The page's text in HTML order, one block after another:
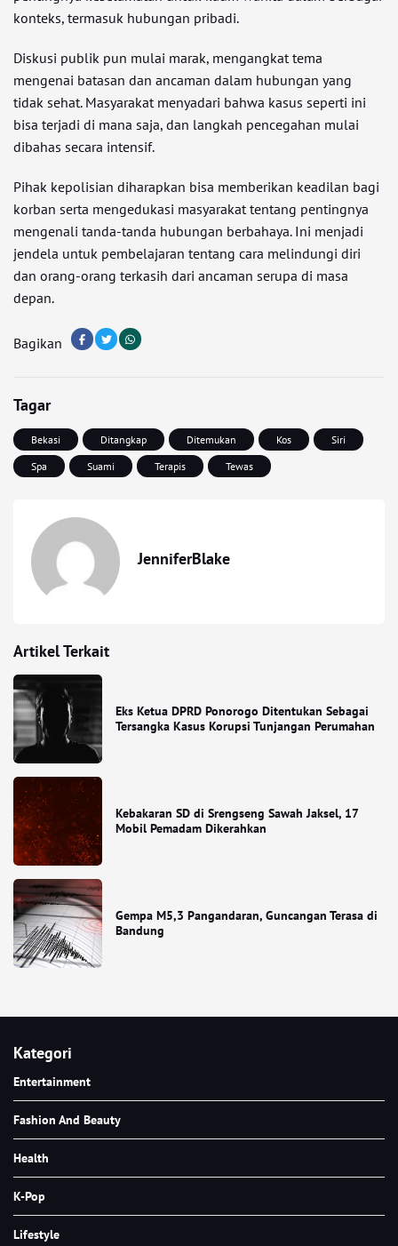
konteks, termasuk hubungan pribadi.
Diskusi publik pun mulai marak, mengangkat tema
mengenai batasan dan ancaman dalam hubungan yang
tidak sehat. Masyarakat menyadari bahwa kasus seperti ini
bisa terjadi di mana saja, dan langkah pencegahan mulai
dibahas secara intensif.
Pihak kepolisian diharapkan bisa memberikan keadilan bagi
korban serta mengedukasi masyarakat tentang pentingnya
mengenali tanda-tanda hubungan berbahaya. Ini menjadi
jendela untuk pembelajaran tentang cara melindungi diri
dan orang-orang terkasih dari ancaman serupa di masa
depan.
Bagikan
Tagar
Bekasi Ditangkap Ditemukan Kos
Siri
Spa
Suami Terapis Tewas
JenniferBlake
Artikel Terkait
Eks Ketua DPRD Ponorogo Ditentukan Sebagai
Tersangka Kasus Korupsi Tunjangan Perumahan
Kebakaran SD di Srengseng Sawah Jaksel, 17
Mobil Pemadam Dikerahkan
Gempa M5,3 Pangandaran, Guncangan Terasa di
Bandung
Kategori
Entertainment
Fashion And Beauty
Health
K-Pop
Lifestyle